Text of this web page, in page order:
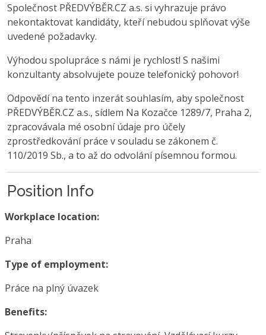
Společnost PŘEDVÝBĚR.CZ a.s. si vyhrazuje právo
nekontaktovat kandidáty, kteří nebudou splňovat výše
uvedené požadavky.
Výhodou spolupráce s námi je rychlost! S našimi
konzultanty absolvujete pouze telefonický pohovor!
Odpovědí na tento inzerát souhlasím, aby společnost
PŘEDVÝBĚR.CZ a.s., sídlem Na Kozačce 1289/7, Praha 2,
zpracovávala mé osobní údaje pro účely
zprostředkování práce v souladu se zákonem č.
110/2019 Sb., a to až do odvolání písemnou formou.
Position Info
Workplace location:
Praha
Type of employment:
Práce na plný úvazek
Benefits: